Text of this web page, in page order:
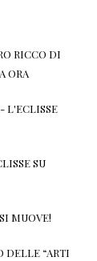
RICCO DI
ORA
L'ECLISSE
SU
MUOVE!
DELLE “ARTI